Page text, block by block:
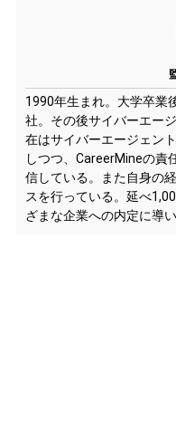
1990年生まれ。大学卒業
社。その後サイバーエー
在はサイバーエージェン
しつつ、CareerMineの責
信している。また自身の
スを行っている。延べ
ざまな企業への内定に導い